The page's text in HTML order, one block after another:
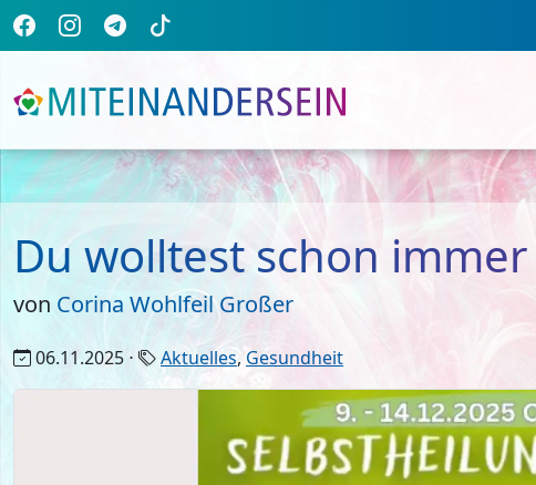
Du wolltest schon
von Corina Wohlfeil Großer
06.11.2025 ⋅ Aktuelles, Gesundheit